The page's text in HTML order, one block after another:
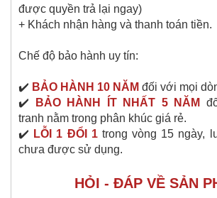
được quyền trả lại ngay)
+ Khách nhận hàng và thanh toán tiền.
Chế độ bảo hành uy tín:
✔️ BẢO HÀNH 10 NĂM đối với mọi
✔️ BẢO HÀNH ÍT NHẤT 5 NĂM
tranh nằm trong phân khúc giá rẻ.
✔️ LỖI 1 ĐỔI 1trong vòng 15 ngày,
chưa được sử dụng.
HỎI - ĐÁP VỀ SẢN